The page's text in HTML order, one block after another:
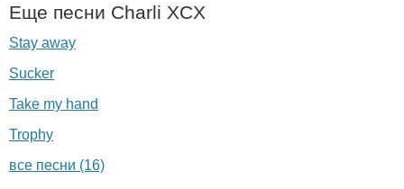
Еще песни Charli XCX
Stay away
Sucker
Take my hand
Trophy
все песни (16)